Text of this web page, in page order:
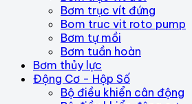
Bơm trục vít đứng
Bom truc vit roto pump
Bơm tự mồi
Bơm tuần hoàn
Bơm thủy lực
Động Cơ - Hộp Số
Bộ điều khiển cân động